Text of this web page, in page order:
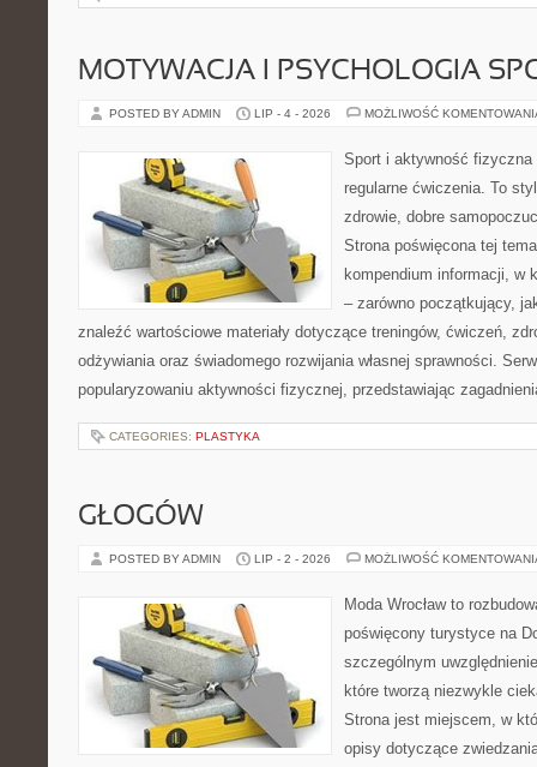
MOTYWACJA I PSYCHOLOGIA
POSTED BY ADMIN LIP - 4 - 2026 MOŻLIWOŚĆ
Sport i aktywność
regularne ćwiczenia. To
zdrowie, dobre
Strona poświęcona tej
kompendium informacji, w
– zarówno początkujący,
znaleźć wartościowe materiały dotyczące treningów, ćwiczeń,
odżywiania oraz świadomego rozwijania własnej sprawności.
popularyzowaniu aktywności fizycznej, przedstawiając
CATEGORIES: PLASTYKA
GŁOGÓW
POSTED BY ADMIN LIP - 2 - 2026 MOŻLIWOŚĆ
Moda Wrocław to
poświęcony turystyce na
szczególnym
które tworzą niezwykle
Strona jest miejscem, w
opisy dotyczące